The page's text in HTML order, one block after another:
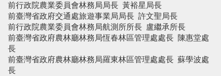
前行政院農業委員會林務局局長 黃裕星局長
前臺灣省政府交通處旅遊事業局局長 許文聖局長
前行政院農業委員會林務局航測所所長 盧繼承所長
前臺灣省政府農林廳林務局恆春林區管理處處長 陳惠堂處
長
前臺灣省政府農林廳林務局羅東林區管理處處長 蘇學波處
長